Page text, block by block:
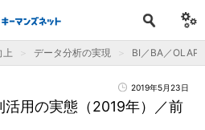
上 データ分析の実現 BI／BA／OLAP
2019年5月23日
用の実態（2019年）／前